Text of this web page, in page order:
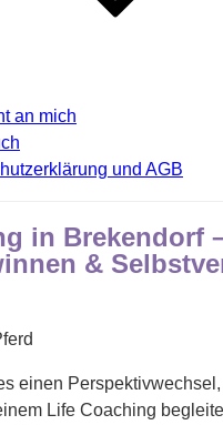
an mich
und AGB
in Brekendorf
&
einen
Life Coaching